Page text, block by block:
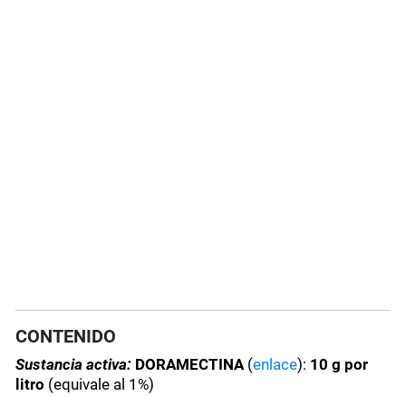
CONTENIDO
Sustancia activa: DORAMECTINA (enlace): 10 g por
litro (equivale al 1%)